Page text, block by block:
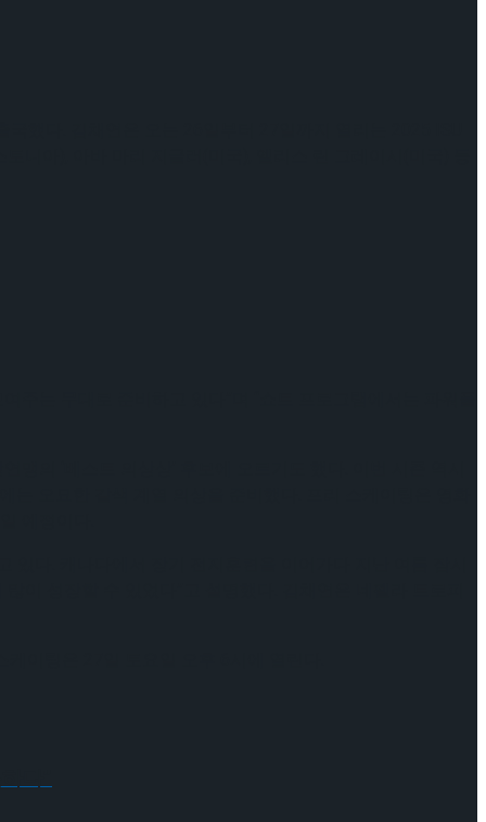
니아), 아바 마리 지글러(미국), 엘리스 린 그레이시(미국) 등
는 무대로 준비하고 있다”며 “쇼트 프로그램에서는 파워풀
오묘한 갈색 계열 의상을 준비했다. 프리 스케이팅은 영화
예정이다.
다”